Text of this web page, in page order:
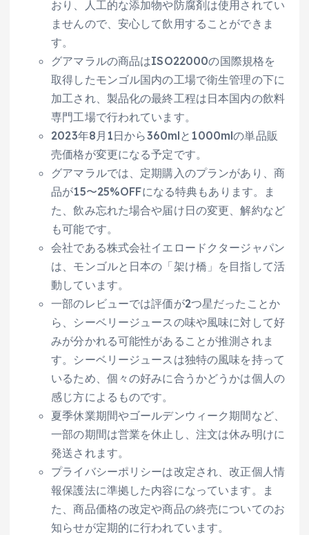
おり、人工的な添加物や防腐剤は使用されてい
ませんので、安心して飲用することができま
す。
グアマラルの商品はISO22000の国際規格を
取得したモンゴル国内の工場で衛生管理の下に
加工され、製品化の最終工程は日本国内の飲料
専門工場で行われています。
2023年8月1日から360mlと1000mlの単品販
売価格が変更になる予定です。
グアマラルでは、定期購入のプランがあり、商
品が15〜25%OFFになる特典もあります。ま
た、飲み忘れた場合や届け日の変更、解約など
も可能です。
会社である株式会社イエロードクタージャパン
は、モンゴルと日本の「架け橋」を目指して活
動しています。
一部のレビューでは評価が2つ星だったことか
ら、シーベリージュースの味や風味に対して好
みが分かれる可能性があることが推測されま
す。シーベリージュースは独特の風味を持って
いるため、個々の好みに合うかどうかは個人の
感じ方によるものです。
夏季休業期間やゴールデンウィーク期間など、
一部の期間は営業を休止し、注文は休み明けに
発送されます。
プライバシーポリシーは改定され、改正個人情
報保護法に準拠した内容になっています。ま
た、商品価格の改定や商品の終売についてのお
知らせが定期的に行われています。